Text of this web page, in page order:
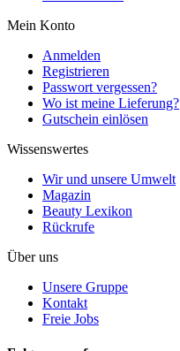
Mein Konto
Anmelden
Registrieren
Passwort vergessen?
Wo ist meine Lieferung?
Gutschein einlösen
Wissenswertes
Wir und unsere Umwelt
Magazin
Beauty Lexikon
Rückrufe
Über uns
Unsere Gruppe
Kontakt
Freie Jobs